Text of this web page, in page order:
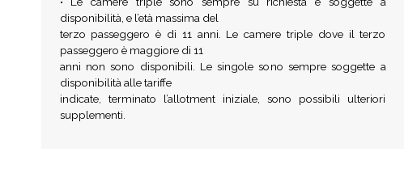
disponibilità, e l’età massima del
terzo passeggero è di 11 anni. Le camere triple dove il terzo
passeggero è maggiore di 11
anni non sono disponibili. Le singole sono sempre soggette a
disponibilità alle tariffe
indicate, terminato l’allotment iniziale, sono possibili ulteriori
supplementi.